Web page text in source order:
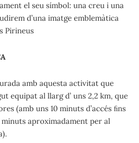
el seu símbol: una creu i una
d’una imatge emblemàtica
Pirineus
amb aquesta activitat que
equipat al llarg d’ uns 2,2 km, que
(amb uns 10 minuts d’accés ﬁns
aproximadament per al